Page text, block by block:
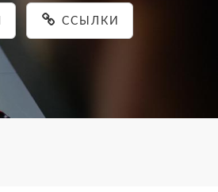
ССЫЛКИ